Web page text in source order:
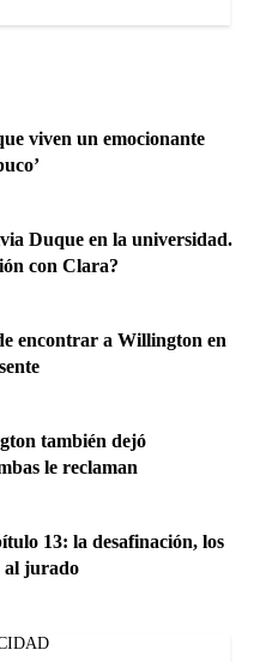
viven un emocionante
Duque en la universidad.
con Clara?
encontrar a Willington en
también dejó
le reclaman
13: la desafinación, los
al jurado